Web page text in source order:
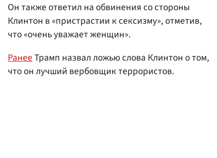
Он также ответил на обвинения со стороны
Клинтон в «пристрастии к сексизму», отметив,
что «очень уважает женщин».
РанееТрамп назвал ложью слова Клинтон о том,
что он лучший вербовщик террористов.